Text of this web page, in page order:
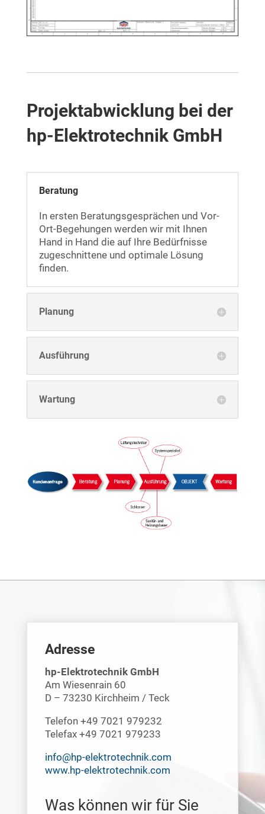
Projektabwicklung bei der
hp-Elektrotechnik GmbH
Beratung
In ersten Beratungsgesprächen und Vor-
Ort-Begehungen werden wir mit Ihnen
Hand in Hand die auf Ihre Bedürfnisse
zugeschnittene und optimale Lösung
finden.
Planung
Ausführung
Wartung
Adresse
hp-Elektrotechnik GmbH
Am Wiesenrain 60
D – 73230 Kirchheim / Teck
Telefon +49 7021 979232
Telefax +49 7021 979233
info@hp-elektrotechnik.com
www.hp-elektrotechnik.com
Was können wir für Sie